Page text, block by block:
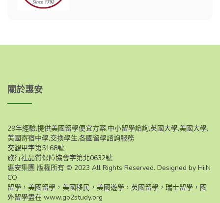
關於惠安
29年經驗,提供美國留學便宜方案,中小留學諮詢,英國大學,美國大學,
美國寄宿中學,交換學生,各國留學諮詢服務
交觀甲字第5168號
旅行社品質保障協會字第北0632號
惠安集團 版權所有 © 2023 All Rights Reserved. Designed by HiiN
CO
留學，美國留學，美國移民，美國遊學，英國留學，瑞士留學，國
外留學盡在 www.go2study.org